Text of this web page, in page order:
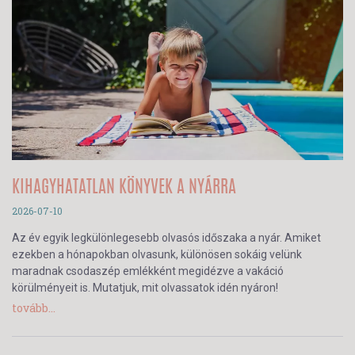
KIHAGYHATATLAN KÖNYVEK A NYÁRRA
2026-07-10
Az év egyik legkülönlegesebb olvasós időszaka a nyár. Amiket
ezekben a hónapokban olvasunk, különösen sokáig velünk
maradnak csodaszép emlékként megidézve a vakáció
körülményeit is. Mutatjuk, mit olvassatok idén nyáron!
tovább...